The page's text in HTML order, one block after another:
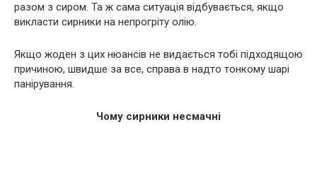
разом з сиром. Та ж сама ситуація відбувається, якщо
викласти сирники на непрогріту олію.
Якщо жоден з цих нюансів не видається тобі підходящою
причиною, швидше за все, справа в надто тонкому шарі
панірування.
Чому сирники несмачні